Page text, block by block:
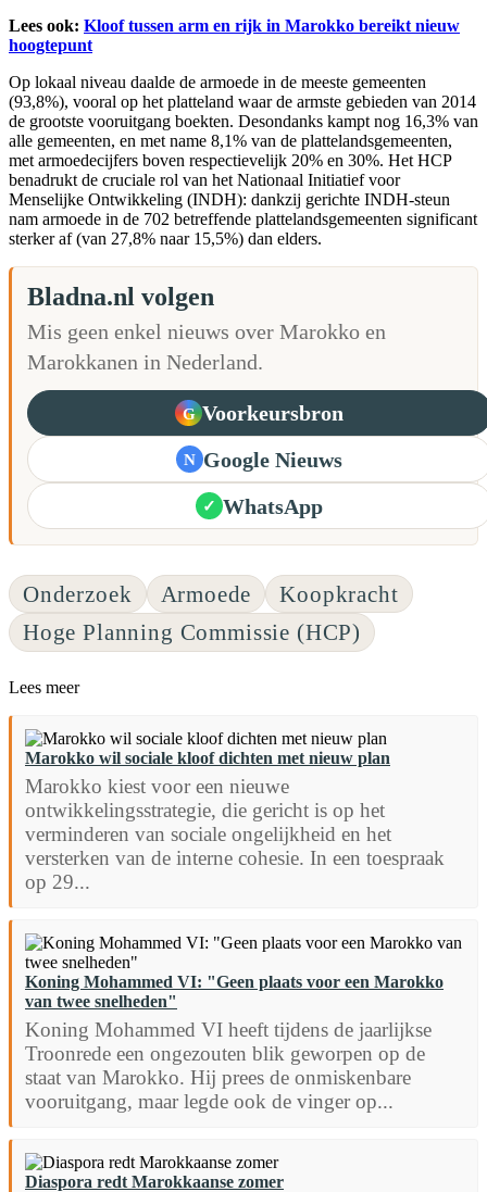
Lees ook: Kloof tussen arm en rijk in Marokko bereikt nieuw
hoogtepunt
Op lokaal niveau daalde de armoede in de meeste gemeenten
(93,8%), vooral op het platteland waar de armste gebieden van 2014
de grootste vooruitgang boekten. Desondanks kampt nog 16,3% van
alle gemeenten, en met name 8,1% van de plattelandsgemeenten,
met armoedecijfers boven respectievelijk 20% en 30%. Het HCP
benadrukt de cruciale rol van het Nationaal Initiatief voor
Menselijke Ontwikkeling (INDH): dankzij gerichte INDH-steun
nam armoede in de 702 betreffende plattelandsgemeenten significant
sterker af (van 27,8% naar 15,5%) dan elders.
Bladna.nl volgen
Mis geen enkel nieuws over Marokko en
Marokkanen in Nederland.
G Voorkeursbron
N Google Nieuws
✓ WhatsApp
Onderzoek Armoede
Koopkracht
Hoge Planning Commissie (HCP)
Lees meer
Marokko wil sociale kloof dichten met nieuw plan
Marokko kiest voor een nieuwe
ontwikkelingsstrategie, die gericht is op het
verminderen van sociale ongelijkheid en het
versterken van de interne cohesie. In een toespraak
op 29...
Koning Mohammed VI: "Geen plaats voor een Marokko
van twee snelheden"
Koning Mohammed VI heeft tijdens de jaarlijkse
Troonrede een ongezouten blik geworpen op de
staat van Marokko. Hij prees de onmiskenbare
vooruitgang, maar legde ook de vinger op...
Diaspora redt Marokkaanse zomer